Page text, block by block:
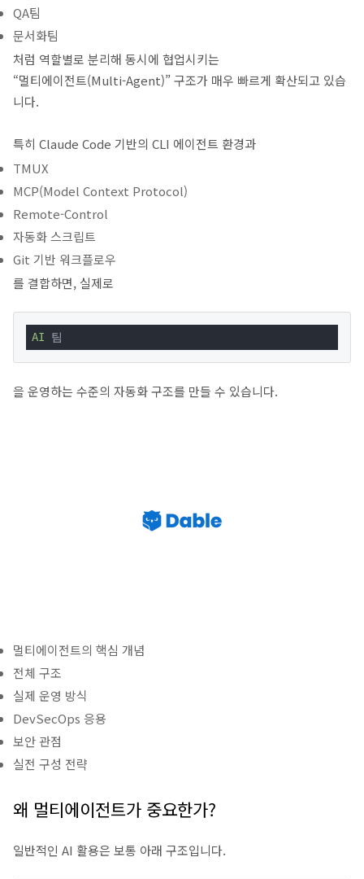
QA팀
문서화팀
처럼 역할별로 분리해 동시에 협업시키는
“멀티에이전트(Multi-Agent)” 구조가 매우 빠르게 확산되고 있습
니다.
특히 Claude Code 기반의 CLI 에이전트 환경과
TMUX
MCP(Model Context Protocol)
Remote-Control
자동화 스크립트
Git 기반 워크플로우
를 결합하면, 실제로
AI 팀
을 운영하는 수준의 자동화 구조를 만들 수 있습니다.
멀티에이전트의 핵심 개념
전체 구조
실제 운영 방식
DevSecOps 응용
보안 관점
실전 구성 전략
왜 멀티에이전트가 중요한가?
일반적인 AI 활용은 보통 아래 구조입니다.